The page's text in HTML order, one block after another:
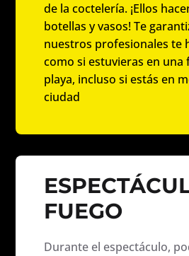
de la coctelería. ¡Ellos
botellas y vasos! Te
nuestros profesionales te
como si estuvieras en una
playa, incluso si estás en
ciudad
FUEGO
Durante el espectáculo,